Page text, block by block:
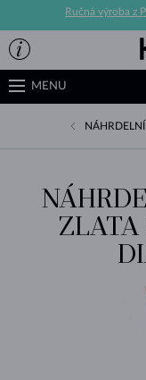
Ručná výroba z
MENU